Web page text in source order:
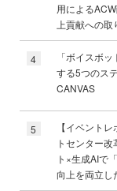
用による
上貢献への取
4
「ボイスボ
する5つのス
CANVAS
5
【イベント
トセンター
ト×生成AIで
向上を両立し